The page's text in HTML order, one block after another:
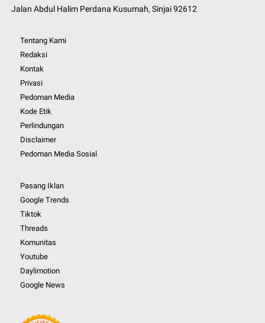
Jalan Abdul Halim Perdana Kusumah, Sinjai 92612
Tentang Kami
Redaksi
Kontak
Privasi
Pedoman Media
Kode Etik
Perlindungan
Disclaimer
Pedoman Media Sosial
Pasang Iklan
Google Trends
Tiktok
Threads
Komunitas
Youtube
Daylimotion
Google News